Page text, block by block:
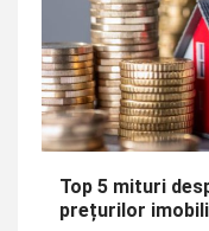
Top 5 mituri
prețurilor